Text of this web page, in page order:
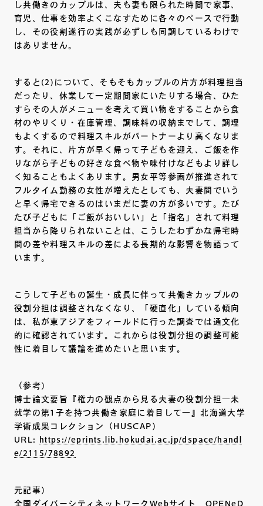
し共働きのカップルは、夫も妻も限られた時間で家事、
育児、仕事を効率よくこなすために各々のペースで行動
し、その役割遂行の実践が必ずしも同調しているわけで
はありません。
すると(2)について、そもそもカップルの片方が料理担当
だったり、休業して一定期間家にいたりする場合、ひた
すらその人がメニューを考えて買い物をすることから食
材のやりくり・在庫管理、調味料の収納までして、調理
もよくするので料理スキルがパートナーより高くなりま
す。それに、片方が早く帰って子どもを迎え、ご飯を作
りながら子どもの好きな食べ物や味付けなどもより詳し
く知ることもよくあります。男女平等参画が推進されて
フルタイム勤務の女性が増えたとしても、夫妻間でいう
と早く帰宅できるのはいまだに妻の方が多いです。たび
たび子どもに「ご飯がおいしい」と「指名」されて料理
担当から降りられないことは、こうしたわずかな帰宅時
間の差や料理スキルの差による長期的な影響を物語って
います。
こうして子どもの誕生・成長に伴って共働きカップルの
役割分担は調整されなくなり、「硬直化」している傾向
は、私が東アジアをフィールドに行った調査では通文化
的に確認されています。これからは役割分担の調整可能
性に着目して議論を進めたいと思います。
（参考）
博士論文要旨『権力の観点から見る夫妻の役割分担―未
就学の第1子を持つ共働き家庭に着目して―』北海道大学
学術成果コレクション（HUSCAP）
URL:
https://eprints.lib.hokudai.ac.jp/dspace/handl
e/2115/78892
元記事）
全国ダイバーシティネットワークWebサイト OPENeD